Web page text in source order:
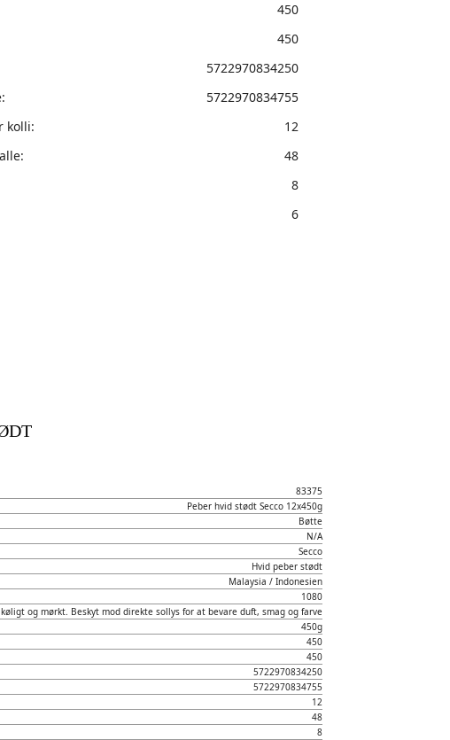
450
450
5722970834250
5722970834755
kolli:
12
48
8
6
83375
Peber hvid stødt Secco 12x450g
Bøtte
N/A
Secco
Hvid peber stødt
Malaysia / Indonesien
1080
og mørkt. Beskyt mod direkte sollys for at bevare duft, smag og farve
450g
450
450
5722970834250
5722970834755
12
48
8